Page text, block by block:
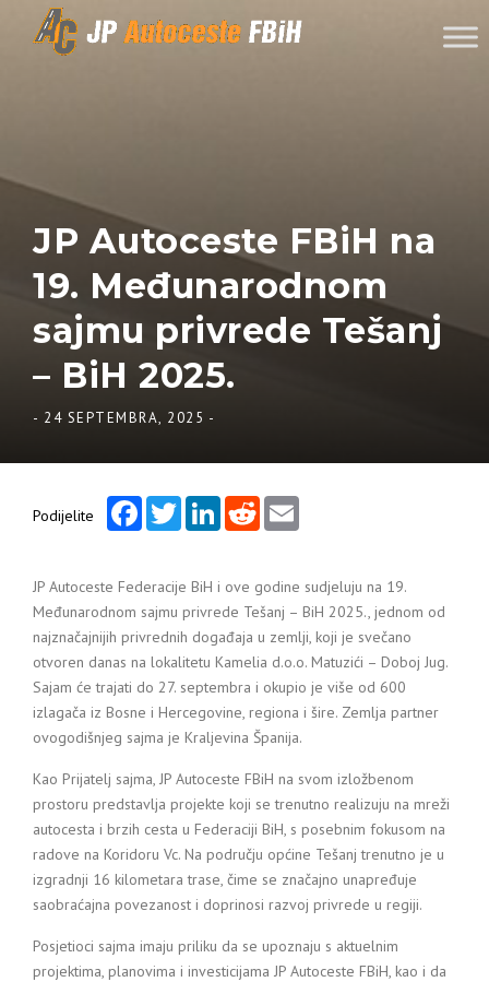
Skip to content
JP Autoceste FBiH na
19. Međunarodnom
sajmu privrede Tešanj
– BiH 2025.
- 24 SEPTEMBRA, 2025 -
Podijelite
FacebookTwitterLinkedInReddit
JP Autoceste Federacije BiH i ove godine sudjeluju na 19.
Međunarodnom sajmu privrede Tešanj – BiH 2025., jednom od
najznačajnijih privrednih događaja u zemlji, koji je svečano
otvoren danas na lokalitetu Kamelia d.o.o. Matuzići – Doboj Jug.
Sajam će trajati do 27. septembra i okupio je više od 600
izlagača iz Bosne i Hercegovine, regiona i šire. Zemlja partner
ovogodišnjeg sajma je Kraljevina Španija.
Kao Prijatelj sajma, JP Autoceste FBiH na svom izložbenom
prostoru predstavlja projekte koji se trenutno realizuju na mreži
autocesta i brzih cesta u Federaciji BiH, s posebnim fokusom na
radove na Koridoru Vc. Na području općine Tešanj trenutno je u
izgradnji 16 kilometara trase, čime se značajno unapređuje
saobraćajna povezanost i doprinosi razvoj privrede u regiji.
Posjetioci sajma imaju priliku da se upoznaju s aktuelnim
projektima, planovima i investicijama JP Autoceste FBiH, kao i da